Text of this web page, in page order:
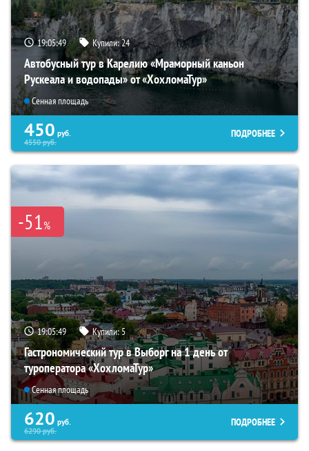
19:05:48 Купили:24
Автобусный тур в Карелию «Мраморный каньон
Рускеала и водопады» от «ХохломаТур»
Сенная площадь
450 руб.
4550руб.
ПОДРОБНЕЕ
-51%
19:05:48 Купили:5
Гастрономический тур в Выборг на 1 день от
туроператора «ХохломаТур»
Сенная площадь
620 руб.
6290руб.
ПОДРОБНЕЕ